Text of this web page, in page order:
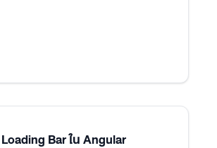
Bar ใน Angular